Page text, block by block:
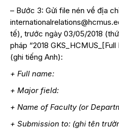
– Bước 3: Gửi file nén về địa
tế), trước ngày 03/05/2018
pháp “2018
(ghi tiếng Anh):
+ Full name:
+ Major field:
+ Name of Faculty (or
+ Submission to: (ghi tên